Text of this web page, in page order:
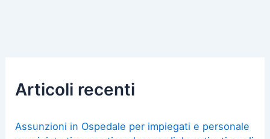
Articoli recenti
Assunzioni in Ospedale per impiegati e personale